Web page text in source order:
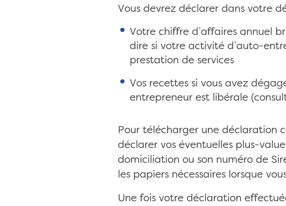
Vous devrez déclarer dans votre
Votre chiffre d’affaires annuel
dire si votre activité d’auto-
prestation de services
Vos recettes si vous avez
entrepreneur est libérale
Pour télécharger une déclaration
déclarer vos éventuelles plus-
domiciliation ou son numéro de
les papiers nécessaires lorsque
Une fois votre déclaration